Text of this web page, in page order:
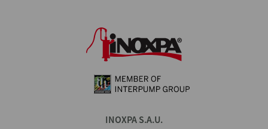
INOXPA S.A.U.